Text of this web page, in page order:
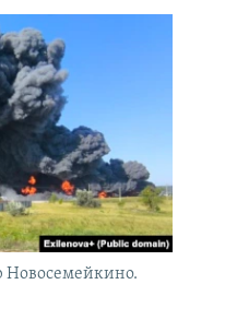
Новосемейкино.